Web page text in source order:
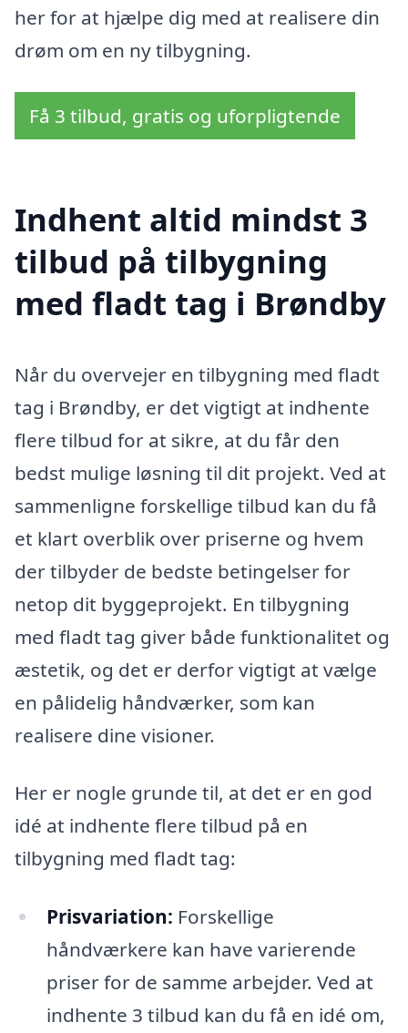
her for at hjælpe dig med at realisere din
drøm om en ny tilbygning.
Få 3 tilbud, gratis og uforpligtende
Indhent altid mindst 3
tilbud på tilbygning
med fladt tag i Brøndby
Når du overvejer en tilbygning med fladt
tag i Brøndby, er det vigtigt at indhente
flere tilbud for at sikre, at du får den
bedst mulige løsning til dit projekt. Ved at
sammenligne forskellige tilbud kan du få
et klart overblik over priserne og hvem
der tilbyder de bedste betingelser for
netop dit byggeprojekt. En tilbygning
med fladt tag giver både funktionalitet og
æstetik, og det er derfor vigtigt at vælge
en pålidelig håndværker, som kan
realisere dine visioner.
Her er nogle grunde til, at det er en god
idé at indhente flere tilbud på en
tilbygning med fladt tag:
Prisvariation: Forskellige
håndværkere kan have varierende
priser for de samme arbejder. Ved at
indhente 3 tilbud kan du få en idé om,